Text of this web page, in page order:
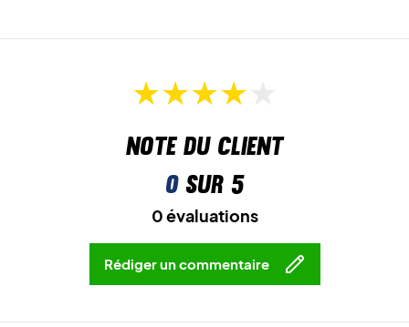
Note du client
0sur 5
0 évaluations
Rédiger un commentaire